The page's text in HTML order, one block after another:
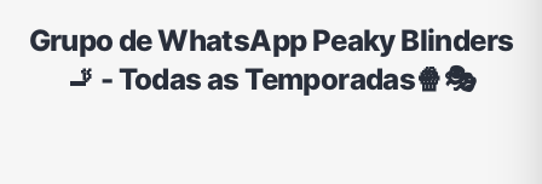
Divulgação Educação Emagrecimento e Perda de Peso Esportes
Grupo de WhatsApp Peaky Blinders
🚬 - Todas as Temporadas🍿🎭